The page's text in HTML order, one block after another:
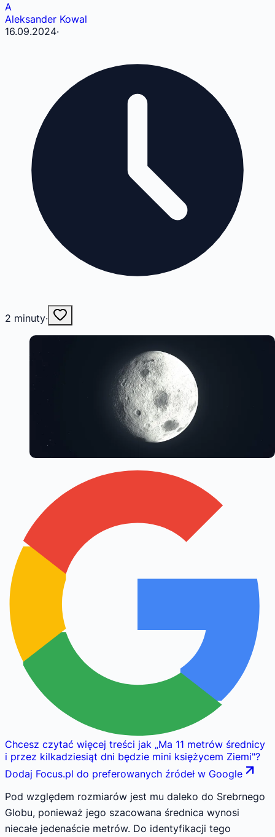
A
Aleksander Kowal
16.09.2024·
2 minuty·
Chcesz czytać więcej treści jak „Ma 11 metrów średnicy
i przez kilkadziesiąt dni będzie mini księżycem Ziemi"?
Dodaj Focus.pl do preferowanych źródeł w Google
Pod względem rozmiarów jest mu daleko do Srebrnego
Globu, ponieważ jego szacowana średnica wynosi
niecałe jedenaście metrów. Do identyfikacji tego